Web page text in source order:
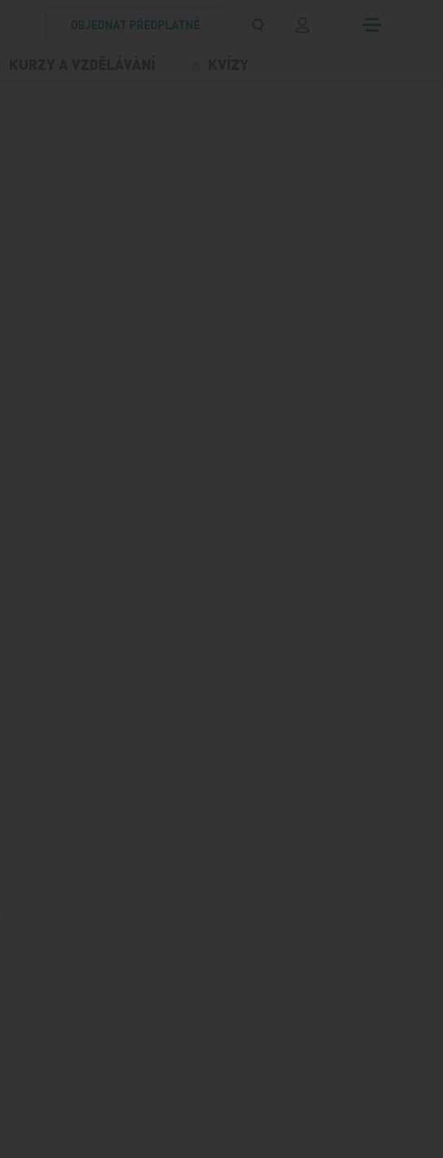
OBJEDNAT PŘEDPLATNÉ